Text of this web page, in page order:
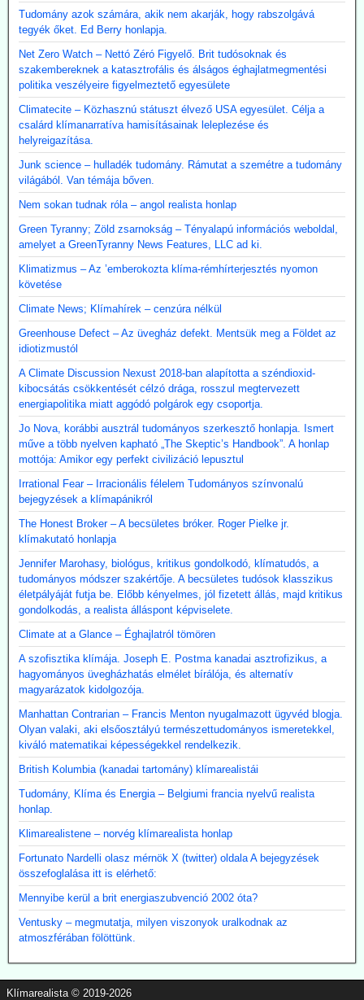
Tudomány azok számára, akik nem akarják, hogy rabszolgává
tegyék őket. Ed Berry honlapja.
Net Zero Watch – Nettó Zéró Figyelő. Brit tudósoknak és
szakembereknek a katasztrofális és álságos éghajlatmegmentési
politika veszélyeire figyelmeztető egyesülete
Climatecite – Közhasznú státuszt élvező USA egyesület. Célja a
csalárd klímanarratíva hamisításainak leleplezése és
helyreigazítása.
Junk science – hulladék tudomány. Rámutat a szemétre a tudomány
világából. Van témája bőven.
Nem sokan tudnak róla – angol realista honlap
Green Tyranny; Zöld zsarnokság – Tényalapú információs weboldal,
amelyet a GreenTyranny News Features, LLC ad ki.
Klimatizmus – Az ’emberokozta klíma-rémhírterjesztés nyomon
követése
Climate News; Klímahírek – cenzúra nélkül
Greenhouse Defect – Az üvegház defekt. Mentsük meg a Földet az
idiotizmustól
A Climate Discussion Nexust 2018-ban alapította a széndioxid-
kibocsátás csökkentését célzó drága, rosszul megtervezett
energiapolitika miatt aggódó polgárok egy csoportja.
Jo Nova, korábbi ausztrál tudományos szerkesztő honlapja. Ismert
műve a több nyelven kapható „The Skeptic’s Handbook”. A honlap
mottója: Amikor egy perfekt civilizáció lepusztul
Irrational Fear – Irracionális félelem Tudományos színvonalú
bejegyzések a klímapánikról
The Honest Broker – A becsületes bróker. Roger Pielke jr.
klímakutató honlapja
Jennifer Marohasy, biológus, kritikus gondolkodó, klímatudós, a
tudományos módszer szakértője. A becsületes tudósok klasszikus
életpályáját futja be. Előbb kényelmes, jól fizetett állás, majd kritikus
gondolkodás, a realista álláspont képviselete.
Climate at a Glance – Éghajlatról tömören
A szofisztika klímája. Joseph E. Postma kanadai asztrofizikus, a
hagyományos üvegházhatás elmélet bírálója, és alternatív
magyarázatok kidolgozója.
Manhattan Contrarian – Francis Menton nyugalmazott ügyvéd blogja.
Olyan valaki, aki elsőosztályú természettudományos ismeretekkel,
kiváló matematikai képességekkel rendelkezik.
British Kolumbia (kanadai tartomány) klímarealistái
Tudomány, Klíma és Energia – Belgiumi francia nyelvű realista
honlap.
Klimarealistene – norvég klímarealista honlap
Fortunato Nardelli olasz mérnök X (twitter) oldala A bejegyzések
összefoglalása itt is elérhető:
Mennyibe kerül a brit energiaszubvenció 2002 óta?
Ventusky – megmutatja, milyen viszonyok uralkodnak az
atmoszférában fölöttünk.
Klímarealista © 2019-2026